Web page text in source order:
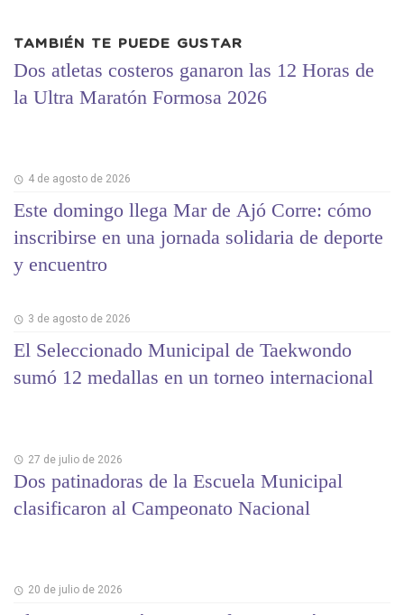
TAMBIÉN TE PUEDE GUSTAR
Dos atletas costeros ganaron las 12 Horas de
la Ultra Maratón Formosa 2026
4 de agosto de 2026
Este domingo llega Mar de Ajó Corre: cómo
inscribirse en una jornada solidaria de deporte
y encuentro
3 de agosto de 2026
El Seleccionado Municipal de Taekwondo
sumó 12 medallas en un torneo internacional
27 de julio de 2026
Dos patinadoras de la Escuela Municipal
clasificaron al Campeonato Nacional
20 de julio de 2026